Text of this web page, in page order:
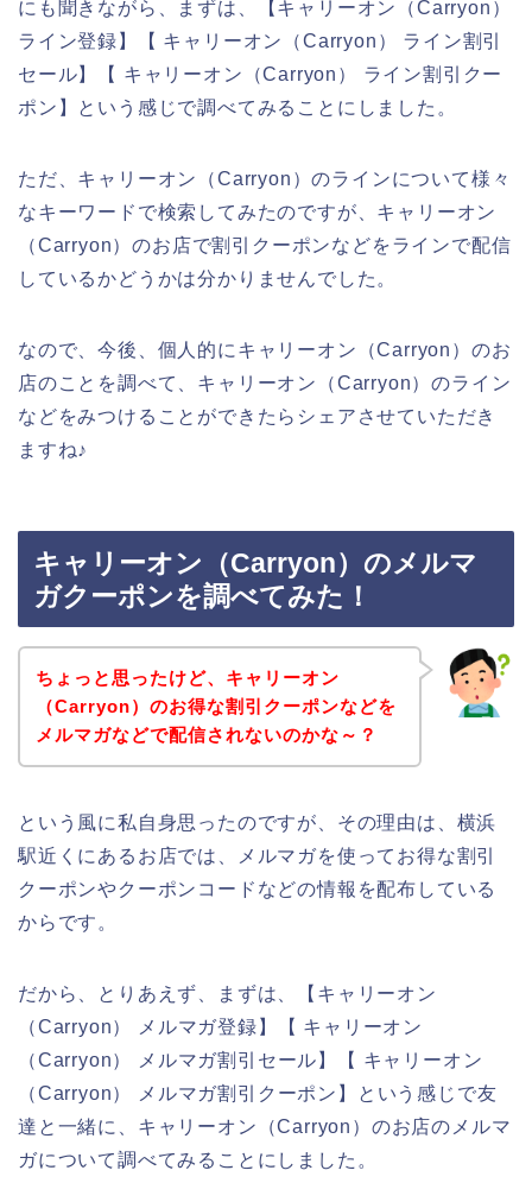
にも聞きながら、まずは、【キャリーオン（Carryon）
ライン登録】【 キャリーオン（Carryon） ライン割引
セール】【 キャリーオン（Carryon） ライン割引クー
ポン】という感じで調べてみることにしました。
ただ、キャリーオン（Carryon）のラインについて様々
なキーワードで検索してみたのですが、キャリーオン
（Carryon）のお店で割引クーポンなどをラインで配信
しているかどうかは分かりませんでした。
なので、今後、個人的にキャリーオン（Carryon）のお
店のことを調べて、キャリーオン（Carryon）のライン
などをみつけることができたらシェアさせていただき
ますね♪
キャリーオン（Carryon）のメルマ
ガクーポンを調べてみた！
ちょっと思ったけど、キャリーオン
（Carryon）のお得な割引クーポンなどを
メルマガなどで配信されないのかな～？
という風に私自身思ったのですが、その理由は、横浜
駅近くにあるお店では、メルマガを使ってお得な割引
クーポンやクーポンコードなどの情報を配布している
からです。
だから、とりあえず、まずは、【キャリーオン
（Carryon） メルマガ登録】【 キャリーオン
（Carryon） メルマガ割引セール】【 キャリーオン
（Carryon） メルマガ割引クーポン】という感じで友
達と一緒に、キャリーオン（Carryon）のお店のメルマ
ガについて調べてみることにしました。